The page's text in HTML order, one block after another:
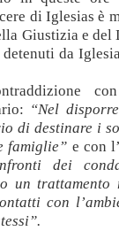
di Iglesias è
Giustizia e del
da
“Nel
di destinare i
famiglie” e con
dei
un trattamento
con